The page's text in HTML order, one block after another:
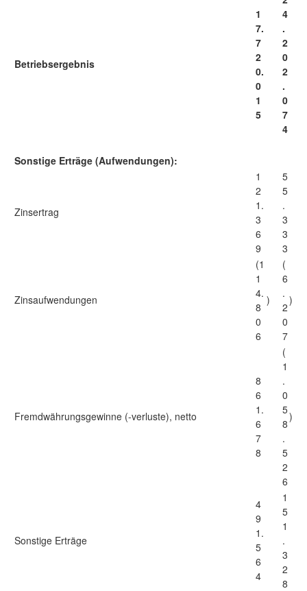
Betriebsergebnis
1
7.
7
2
0.
0
1
5
4
.
2
0
2
.
0
7
4
Sonstige Erträge (Aufwendungen):
Zinsertrag
1
2
1.
3
6
9
5
5
.
3
3
3
Zinsaufwendungen
(1
1
4.
8
0
6
)
(
6
.
2
0
7
)
Fremdwährungsgewinne (-verluste), netto
8
6
1.
6
7
8
(
1
.
0
5
8
.
5
2
6
)
Sonstige Erträge
4
9
1.
5
6
4
1
5
1
.
3
2
8